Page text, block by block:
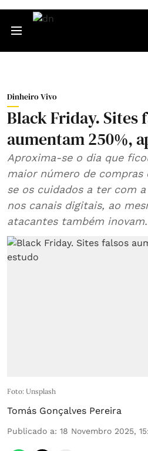
Dinheiro Vivo
Black Friday. Sites
aumentam 250%,
Aproxima-se o dia que
maior número de compras
se os cuidados a ter com
nos canais digitais, ao
atacantes também inovam.
Foto: Unsplash
Tomás Gonçalves Pereira
Publicado a: 18 Novembro 2025,